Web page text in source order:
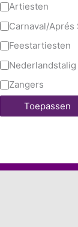
Artiesten
Carnaval/Aprés
Feestartiesten
Nederlandstalig
Zangers
Toepassen